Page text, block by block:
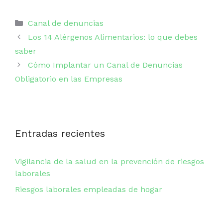
Categorías
Canal de denuncias
Los 14 Alérgenos Alimentarios: lo que debes
saber
Cómo Implantar un Canal de Denuncias
Obligatorio en las Empresas
Entradas recientes
Vigilancia de la salud en la prevención de riesgos
laborales
Riesgos laborales empleadas de hogar